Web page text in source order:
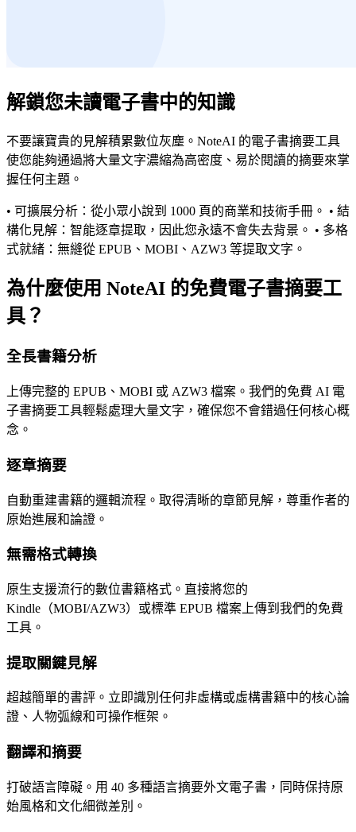
解鎖您未讀電子書中的知識
不要讓寶貴的見解積累數位灰塵。NoteAI 的電子書摘要工具
使您能夠通過將大量文字濃縮為高密度、易於閱讀的摘要來掌
握任何主題。
• 可擴展分析：從小眾小說到 1000 頁的商業和技術手冊。 • 結
構化見解：智能逐章提取，因此您永遠不會失去背景。 • 多格
式就緒：無縫從 EPUB、MOBI、AZW3 等提取文字。
為什麼使用 NoteAI 的免費電子書摘要工
具？
全長書籍分析
上傳完整的 EPUB、MOBI 或 AZW3 檔案。我們的免費 AI 電
子書摘要工具輕鬆處理大量文字，確保您不會錯過任何核心概
念。
逐章摘要
自動重建書籍的邏輯流程。取得清晰的章節見解，尊重作者的
原始進展和論證。
無需格式轉換
原生支援流行的數位書籍格式。直接將您的
Kindle（MOBI/AZW3）或標準 EPUB 檔案上傳到我們的免費
工具。
提取關鍵見解
超越簡單的書評。立即識別任何非虛構或虛構書籍中的核心論
證、人物弧線和可操作框架。
翻譯和摘要
打破語言障礙。用 40 多種語言摘要外文電子書，同時保持原
始風格和文化細微差別。